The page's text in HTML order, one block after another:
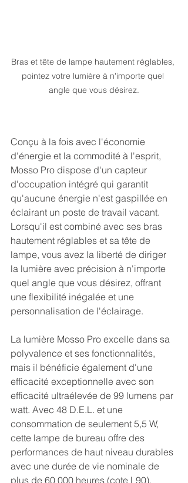
Bras et tête de lampe hautement réglables,
pointez votre lumière à n'importe quel
angle que vous désirez.
Conçu à la fois avec l'économie
d'énergie et la commodité à l'esprit,
Mosso Pro dispose d'un capteur
d'occupation intégré qui garantit
qu'aucune énergie n'est gaspillée en
éclairant un poste de travail vacant.
Lorsqu'il est combiné avec ses bras
hautement réglables et sa tête de
lampe, vous avez la liberté de diriger
la lumière avec précision à n'importe
quel angle que vous désirez, offrant
une flexibilité inégalée et une
personnalisation de l'éclairage.
La lumière Mosso Pro excelle dans sa
polyvalence et ses fonctionnalités,
mais il bénéficie également d'une
efficacité exceptionnelle avec son
efficacité ultraélevée de 99 lumens par
watt. Avec 48 D.E.L. et une
consommation de seulement 5,5 W,
cette lampe de bureau offre des
performances de haut niveau durables
avec une durée de vie nominale de
plus de 60 000 heures (cote L90).